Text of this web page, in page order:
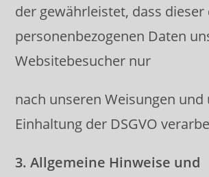
der gewährleistet, dass dieser
personenbezogenen Daten
Websitebesucher nur
nach unseren Weisungen und
Einhaltung der DSGVO
3. Allgemeine Hinweise und